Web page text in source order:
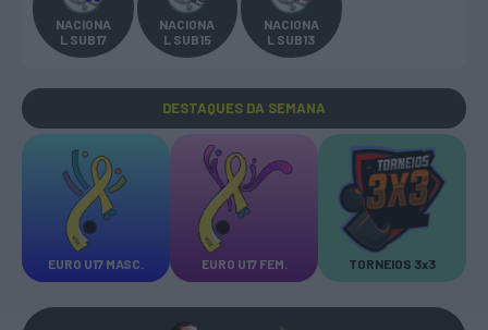
NACIONA
L SUB17
NACIONA
L SUB15
NACIONA
L SUB13
DESTAQUES DA SEMANA
EURO U17 MASC. EURO U17 FEM. TORNEIOS 3x3